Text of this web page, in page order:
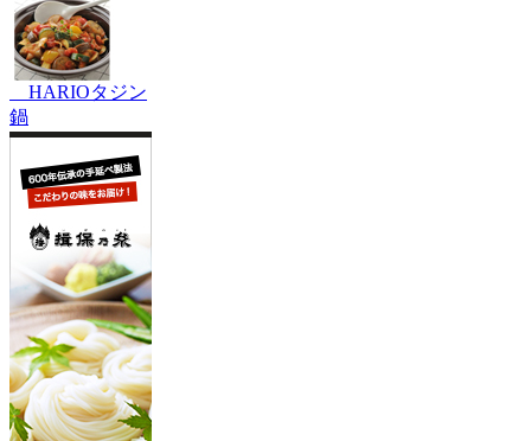
HARIOタジン
鍋